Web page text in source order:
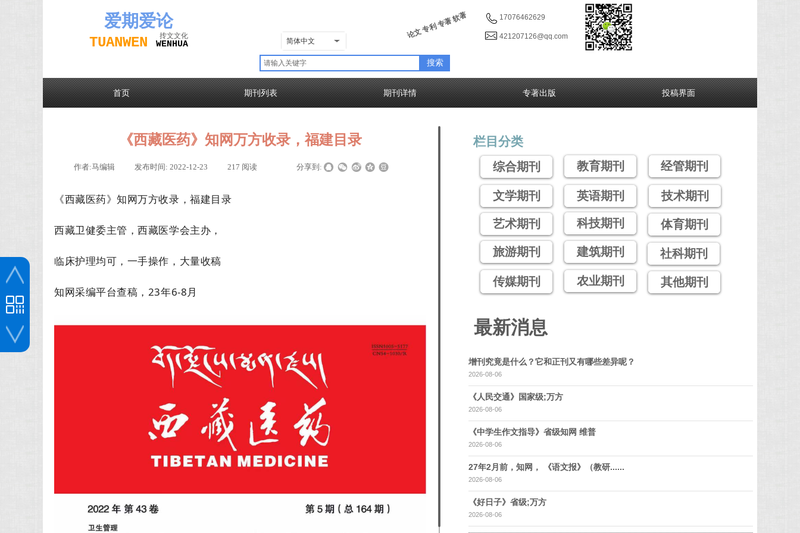
爱期爱论
TUANWEN WENHUA
17076462629
421207126@qq.com
抟文文化
简体中文
论文 专利 专著 软著
搜索
首页 期刊列表 期刊详情 专著出版 投稿界面
文学期刊
栏目分类
综合期刊
艺术期刊
旅游期刊
传媒期刊
教育期刊
英语期刊
科技期刊
建筑期刊
农业期刊
经管期刊
技术期刊
体育期刊
社科期刊
其他期刊
《西藏医药》知网万方收录，福建目录
作者:马编辑 发布时间: 2022-12-23 217 阅读 分享到:
《西藏医药》知网万方收录，福建目录
西藏卫健委主管，西藏医学会主办，
临床护理均可，一手操作，大量收稿
知网采编平台查稿，23年6-8月
最新消息
增刊究竟是什么？它和正刊又有哪些差异呢？
2026-08-06
《人民交通》国家级;万方
2026-08-06
《中学生作文指导》省级知网 维普
2026-08-06
27年2月前，知网， 《语文报》（教研......
2026-08-06
《好日子》省级;万方
2026-08-06
关注公众号